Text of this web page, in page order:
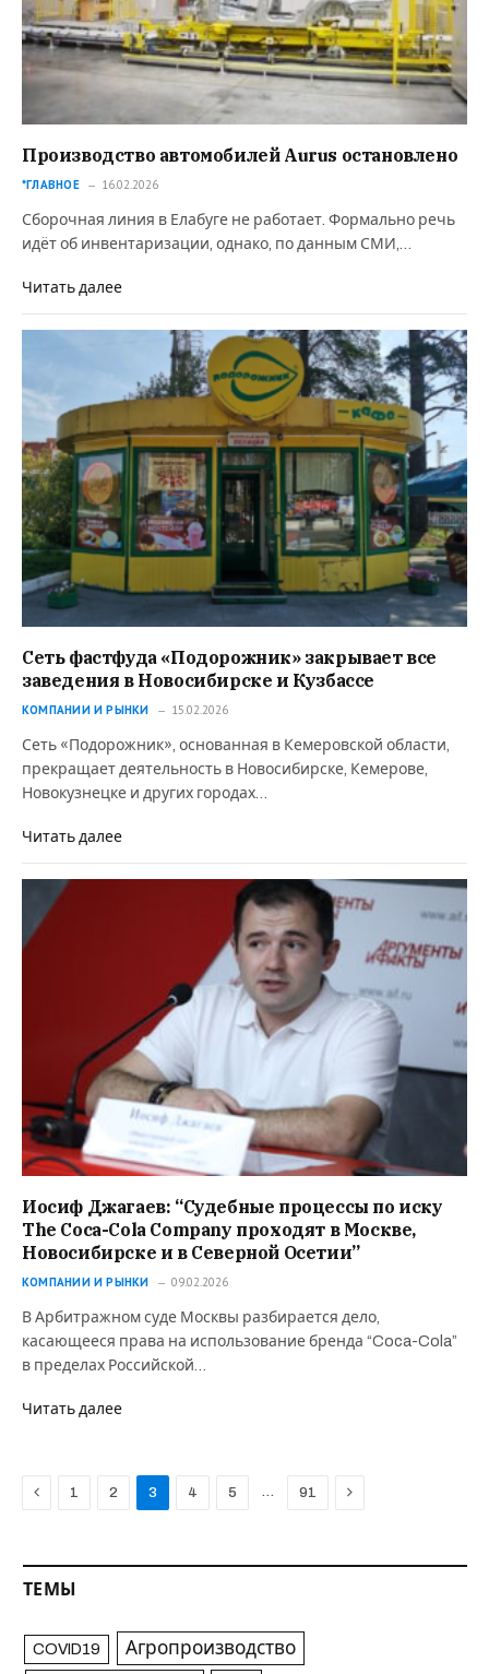
Производство автомобилей Aurus остановлено
*ГЛАВНОЕ 16.02.2026
Сборочная линия в Елабуге не работает. Формально речь
идёт об инвентаризации, однако, по данным СМИ,…
Читать далее
Сеть фастфуда «Подорожник» закрывает все
заведения в Новосибирске и Кузбассе
КОМПАНИИ И РЫНКИ 15.02.2026
Сеть «Подорожник», основанная в Кемеровской области,
прекращает деятельность в Новосибирске, Кемерове,
Новокузнецке и других городах…
Читать далее
Иосиф Джагаев: “Судебные процессы по иску
The Coca-Cola Company проходят в Москве,
Новосибирске и в Северной Осетии”
КОМПАНИИ И РЫНКИ 09.02.2026
В Арбитражном суде Москвы разбирается дело,
касающееся права на использование бренда “Coca-Cola”
в пределах Российской…
Читать далее
Previous
1 2 3 4 5 91 Next
ТЕМЫ
COVID19 Агропроизводство